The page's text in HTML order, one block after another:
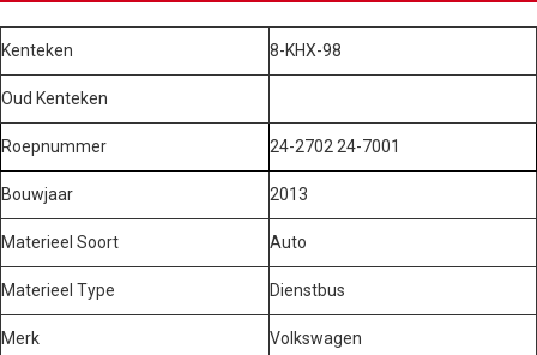
Kenteken 8-KHX-98
Oud Kenteken
Roepnummer 24-2702 24-7001
Bouwjaar 2013
Materieel Soort Auto
Materieel Type Dienstbus
Merk Volkswagen